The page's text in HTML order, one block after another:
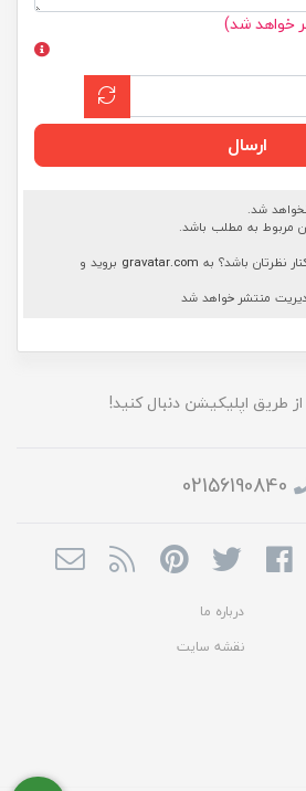
خواهد شد)
ارسال
شد.
مربوط به مطلب باشد.
نظرتان باشد؟ به gravatar.com بروید و
منتشر خواهد شد
طریق اپلیکیشن دنبال کنید!
02156190840
درباره ما
نقشه سایت